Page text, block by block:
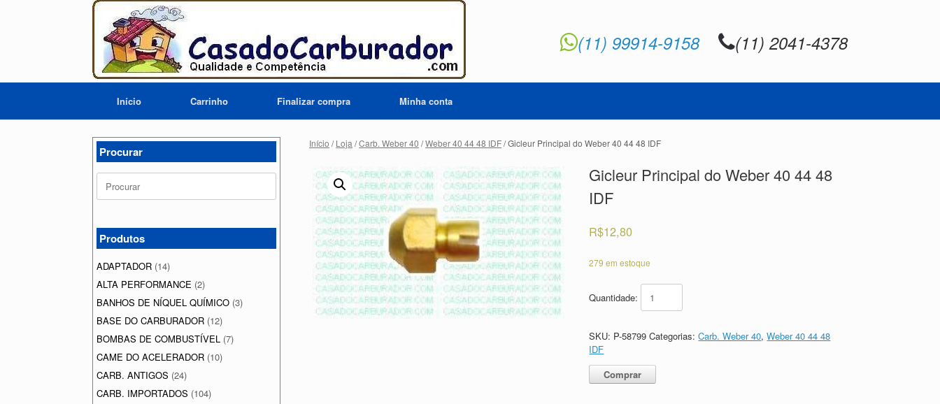
(11) 99914-9158 (11) 2041-4378
Início Carrinho Finalizar compra Minha conta
Início /Loja /Carb. Weber 40 /Weber 40 44 48 IDF/ Gicleur Principal do Weber 40 44 48 IDF
Gicleur Principal do Weber 40 44 48
IDF
R$12,80
279 em estoque
Quantidade:
Comprar
SKU: P-58799 Categorias:Carb. Weber 40,Weber 40 44 48
IDF
Procurar
Search
for:
Produtos
ADAPTADOR (14)
ALTA PERFORMANCE (2)
BANHOS DE NÍQUEL QUÍMICO (3)
BASE DO CARBURADOR (12)
BOMBAS DE COMBUSTÍVEL (7)
CAME DO ACELERADOR (10)
CARB. ANTIGOS (24)
CARB. IMPORTADOS (104)